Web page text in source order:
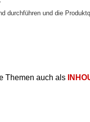
durchführen und die
Themen auch als